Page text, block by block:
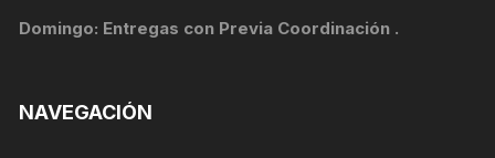
Domingo: Entregas con Previa Coordinación .
NAVEGACIÓN